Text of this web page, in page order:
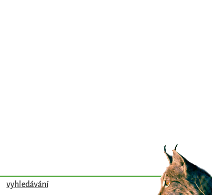
vyhledávání